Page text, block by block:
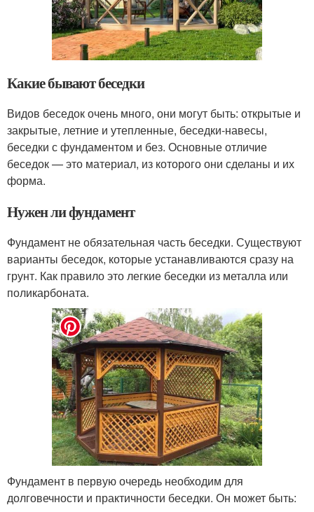
Какие бывают беседки
Видов беседок очень много, они могут быть: открытые и
закрытые, летние и утепленные, беседки-навесы,
беседки с фундаментом и без. Основные отличие
беседок — это материал, из которого они сделаны и их
форма.
Нужен ли фундамент
Фундамент не обязательная часть беседки. Существуют
варианты беседок, которые устанавливаются сразу на
грунт. Как правило это легкие беседки из металла или
поликарбоната.
Фундамент в первую очередь необходим для
долговечности и практичности беседки. Он может быть: